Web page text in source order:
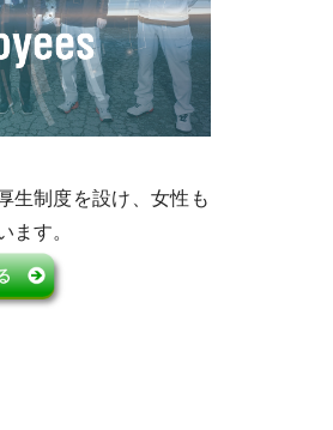
生制度を設け、女性も
ます。